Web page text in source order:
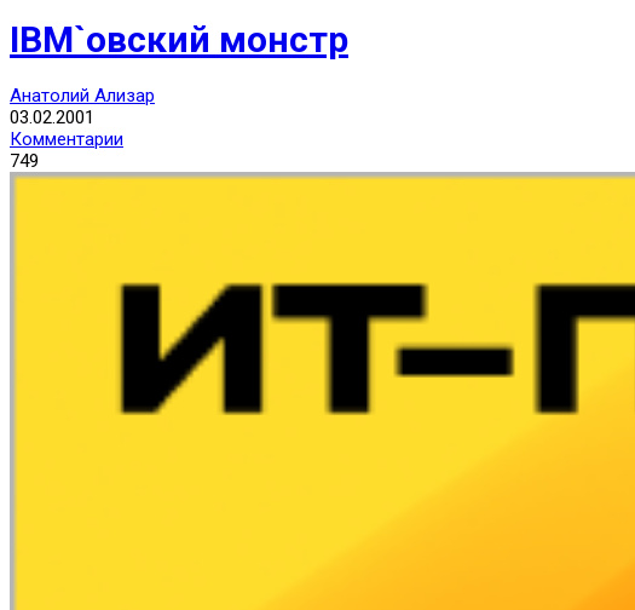
IBM`овский монстр
Анатолий Ализар
03.02.2001
Комментарии
749